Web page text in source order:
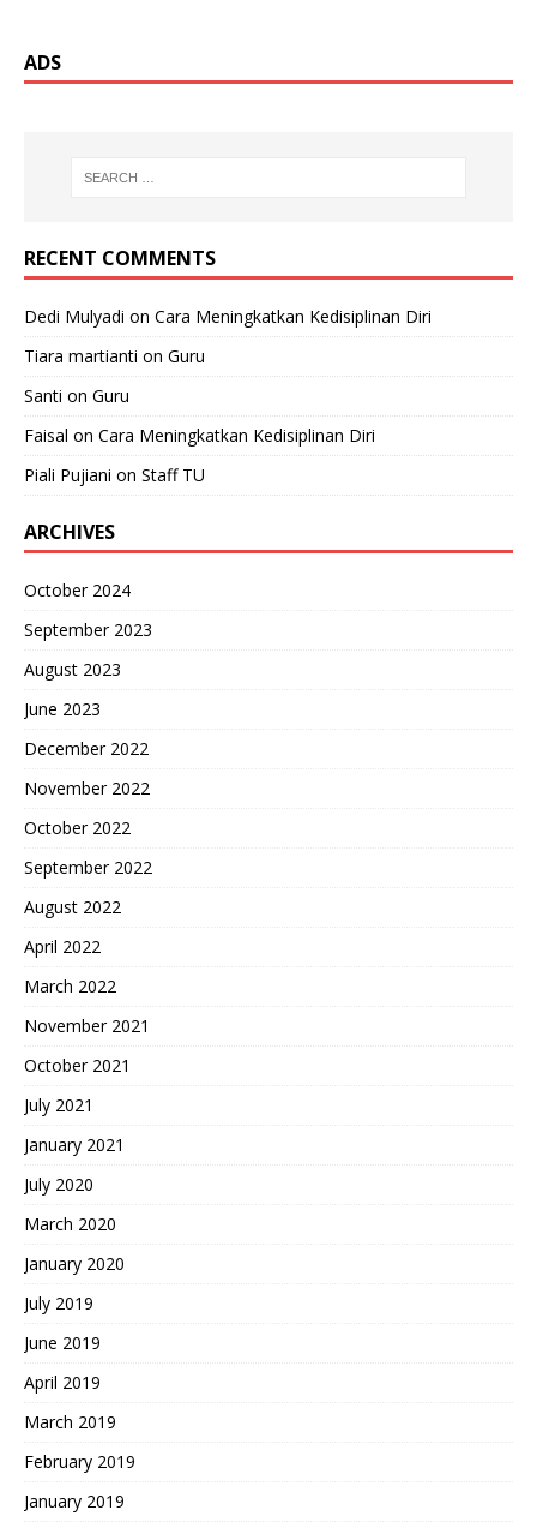
ADS
RECENT COMMENTS
Dedi Mulyadi on Cara Meningkatkan Kedisiplinan Diri
Tiara martianti on Guru
Santi on Guru
Faisal on Cara Meningkatkan Kedisiplinan Diri
Piali Pujiani on Staff TU
ARCHIVES
October 2024
September 2023
August 2023
June 2023
December 2022
November 2022
October 2022
September 2022
August 2022
April 2022
March 2022
November 2021
October 2021
July 2021
January 2021
July 2020
March 2020
January 2020
July 2019
June 2019
April 2019
March 2019
February 2019
January 2019